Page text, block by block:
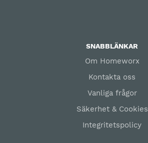
SNABBLÄNKAR
Om Homeworx
Kontakta oss
Vanliga frågor
Säkerhet & Cookies
Integritetspolicy